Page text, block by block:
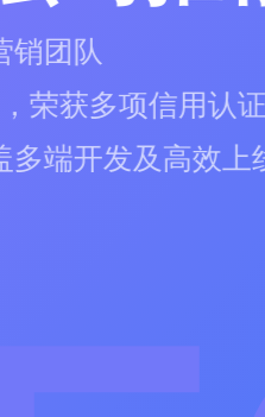
持全栈开发技术
采用阿里云及百
秦皇岛地区的豆